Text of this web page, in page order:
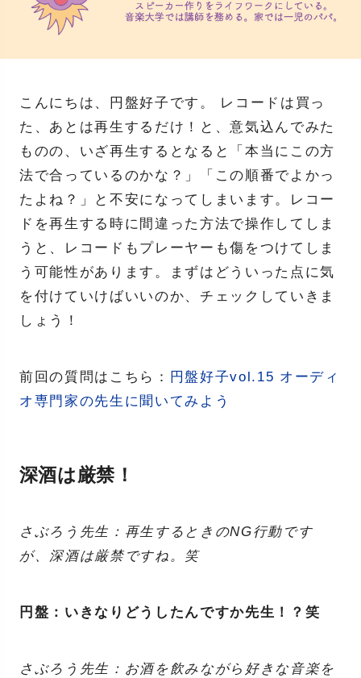
こんにちは、円盤好子です。 レコードは買っ
た、あとは再生するだけ！と、意気込んでみた
ものの、いざ再生するとなると「本当にこの方
法で合っているのかな？」「この順番でよかっ
たよね？」と不安になってしまいます。レコー
ドを再生する時に間違った方法で操作してしま
うと、レコードもプレーヤーも傷をつけてしま
う可能性があります。まずはどういった点に気
を付けていけばいいのか、チェックしていきま
しょう！
前回の質問はこちら：
円盤好子vol.15 オーディ
オ専門家の先生に聞いてみよう
深酒は厳禁！
さぶろう先生：再生するときのNG行動です
が、深酒は厳禁ですね。笑
円盤：いきなりどうしたんですか先生！？笑
さぶろう先生：お酒を飲みながら好きな音楽を